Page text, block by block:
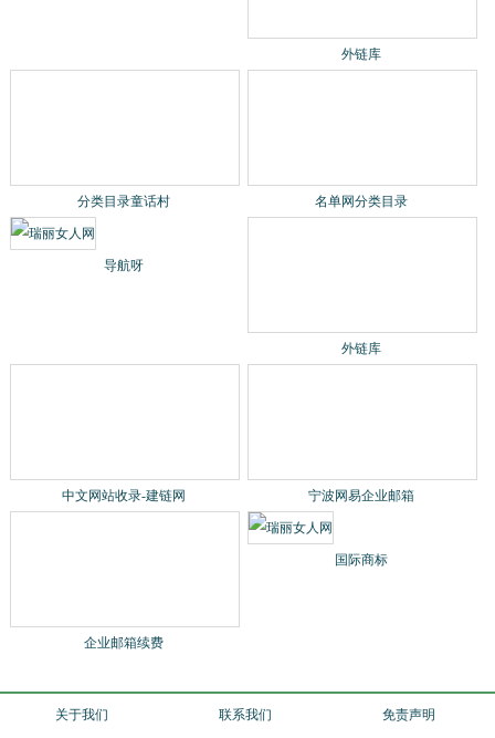
外链库
分类目录童话村 名单网分类目录
外链库
中文网站收录-建链网 宁波网易企业邮箱
企业邮箱续费
关于我们 联系我们 免责声明